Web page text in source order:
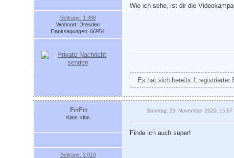
Beiträge: 1 308
Wohnort: Dresden
Danksagungen: 66954
Wie ich sehe, ist dir die
Es hat sich bereits 1 registrierter
FrrFrr
Kims Klon
Beiträge: 2 010
Sonntag, 29. November 2020, 15:57
Finde ich auch super!